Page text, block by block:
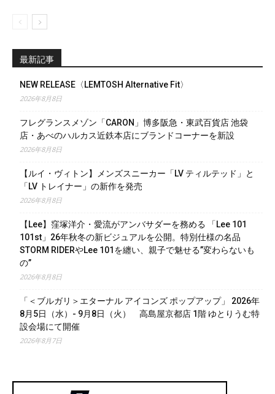
最新記事
NEW RELEASE〈LEMTOSH Alternative Fit〉
2026年8月8日
フレグランスメゾン「CARON」博多阪急・東武百貨店 池袋
店・あべのハルカス近鉄本店にブランドコーナーを新設
2026年8月8日
【ルイ・ヴィトン】メンズスニーカー「LV ティルテッド」と
「LV トレイナー」の新作を発売
2026年8月8日
【Lee】窪塚洋介・愛流がアンバサダーを務める 「Lee 101
101st」26年秋冬の新ビジュアルを公開。特別仕様の名品
STORM RIDERやLee 101を纏い、親子で魅せる”変わらないも
の”
2026年8月8日
「＜ブルガリ＞エターナル アイコンズ ポップアップ」 2026年
8月5日（水）- 9月8日（火） 高島屋京都店 1階 ゆとりうむ特
設会場にて開催
2026年8月7日